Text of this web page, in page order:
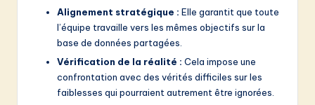
Alignement stratégique : Elle garantit que toute
l’équipe travaille vers les mêmes objectifs sur la
base de données partagées.
Vérification de la réalité : Cela impose une
confrontation avec des vérités difficiles sur les
faiblesses qui pourraient autrement être ignorées.